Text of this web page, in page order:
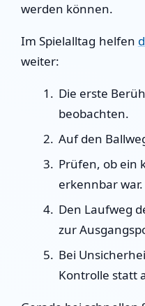
werden können.
Im Spielalltag helfen
weiter:
Die erste
beobachten.
Auf den
Prüfen, ob ein
erkennbar war.
Den Laufweg
zur
Bei
Kontrolle statt